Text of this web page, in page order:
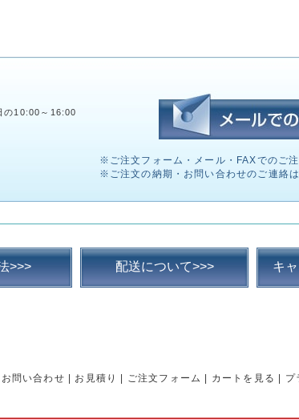
の10:00～16:00
※ご注文フォーム・メール・FAXでのご
※ご注文の納期・お問い合わせのご連絡
>>> 配送について>>> キ
お問い合わせ お見積り ご注文フォーム カートを見る プ